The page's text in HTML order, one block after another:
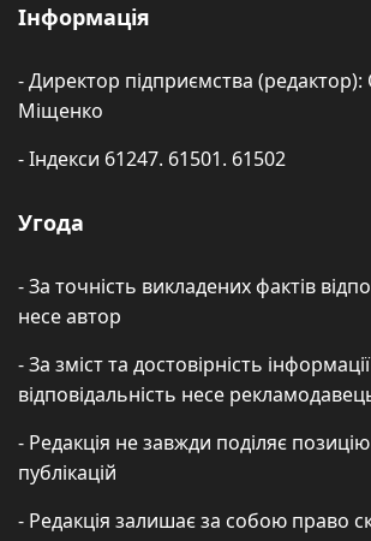
Інформація
- Директор підприємства
Міщенко
- Індекси 61247. 61501. 61502
Угода
- За точність викладених фактів
несе автор
- За зміст та достовірність
відповідальність несе
- Редакція не завжди поділяє
публікацій
- Редакція залишає за собою право